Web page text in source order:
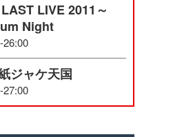
LIVE 2011～
Night
26:00
ジャケ天国
27:00